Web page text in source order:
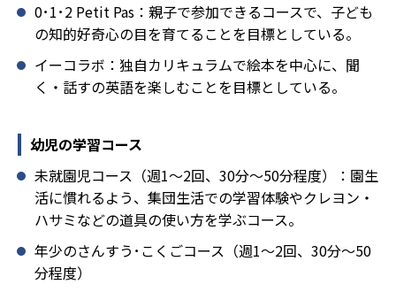
0･1･2 Petit Pas：親子で参加できるコースで、子ども
の知的好奇心の目を育てることを目標としている。
イーコラボ：独自カリキュラムで絵本を中心に、聞
く・話すの英語を楽しむことを目標としている。
幼児の学習コース
未就園児コース（週1～2回、30分～50分程度）：園生
活に慣れるよう、集団生活での学習体験やクレヨン・
ハサミなどの道具の使い方を学ぶコース。
年少のさんすう･こくごコース（週1～2回、30分～50
分程度）